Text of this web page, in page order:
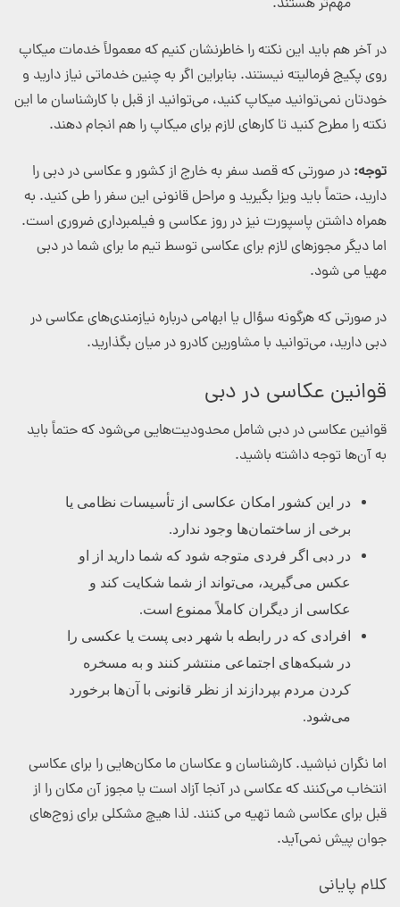
در آخر هم باید این نکته را خاطرنشان کنیم که معمولاً خدمات میکاپ
روی پکیج فرمالیته نیستند. بنابراین اگر به چنین خدماتی نیاز دارید و
خودتان نمی‌توانید میکاپ کنید، می‌توانید از قبل با کارشناسان ما این
نکته را مطرح کنید تا کارهای لازم برای میکاپ را هم انجام دهند.
توجه: در صورتی که قصد سفر به خارج از کشور و عکاسی در دبی را
دارید، حتماً باید ویزا بگیرید و مراحل قانونی این سفر را طی کنید. به
همراه داشتن پاسپورت نیز در روز عکاسی و فیلمبرداری ضروری است.
اما دیگر مجوزهای لازم برای عکاسی توسط تیم ما برای شما در دبی
مهیا می شود.
در صورتی که هرگونه سؤال یا ابهامی درباره نیازمندی‌های عکاسی در
دبی دارید، می‌توانید با مشاورین کادرو در میان بگذارید.
قوانین عکاسی در دبی
قوانین عکاسی در دبی شامل محدودیت‌هایی می‌شود که حتماً باید
به آن‌ها توجه داشته باشید.
در این کشور امکان عکاسی از تأسیسات نظامی یا
برخی از ساختمان‌ها وجود ندارد.
در دبی اگر فردی متوجه شود که شما دارید از او
عکس می‌گیرید، می‌تواند از شما شکایت کند و
عکاسی از دیگران کاملاً ممنوع است.
افرادی که در رابطه با شهر دبی پست یا عکسی را
در شبکه‌های اجتماعی منتشر کنند و به مسخره
کردن مردم بپردازند از نظر قانونی با آن‌ها برخورد
می‌شود.
اما نگران نباشید. کارشناسان و عکاسان ما مکان‌هایی را برای عکاسی
انتخاب می‌کنند که عکاسی در آنجا آزاد است یا مجوز آن مکان را از
قبل برای عکاسی شما تهیه می کنند. لذا هیچ مشکلی برای زوج‌های
جوان پیش نمی‌آید.
کلام پایانی